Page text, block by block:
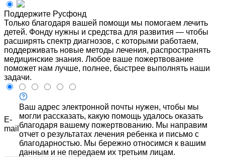
Поддержите Русфонд
Только благодаря вашей помощи мы помогаем лечить
детей. Фонду нужны и средства для развития — чтобы
расширять спектр диагнозов, с которыми работаем,
поддерживать новые методы лечения, распространять
медицинские знания. Любое ваше пожертвование
поможет нам лучше, полнее, быстрее выполнять наши
задачи.
E-
mail
Ваш адрес электронной почты нужен, чтобы мы
могли рассказать, какую помощь удалось оказать
благодаря вашему пожертвованию. Мы направим
отчет о результатах лечения ребенка и письмо с
благодарностью. Мы бережно относимся к вашим
данным и не передаем их третьим лицам.